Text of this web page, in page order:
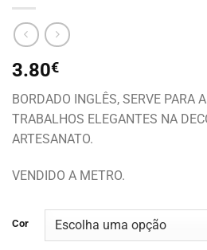
3.80€
BORDADO INGLÊS, SERVE PARA
TRABALHOS ELEGANTES NA
ARTESANATO.
VENDIDO A METRO.
Cor